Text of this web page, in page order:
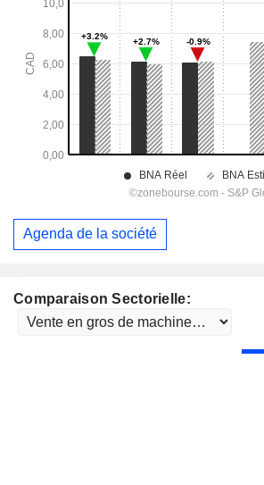
Comparaison Sectorielle:
Agenda de la société